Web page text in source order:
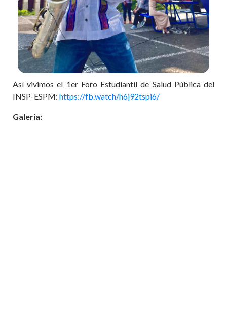
Así vivimos el 1er Foro Estudiantil de Salud Pública del
INSP-ESPM: https://fb.watch/h6j92tspi6/
Galeria: